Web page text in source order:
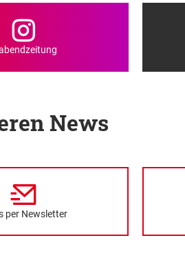
News
per Newsletter